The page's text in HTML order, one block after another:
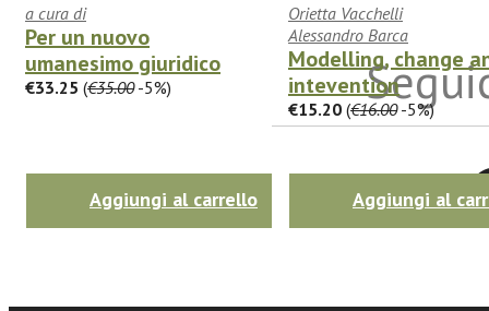
a cura di
Per un nuovo
umanesimo giuridico
€33.25 (€35.00-5%)
Aggiungi al carrello
Orietta Vacchelli
Alessandro Barca
Modelling, change
intevention
€15.20 (€16.00-5%)
Aggiungi al
Twitter